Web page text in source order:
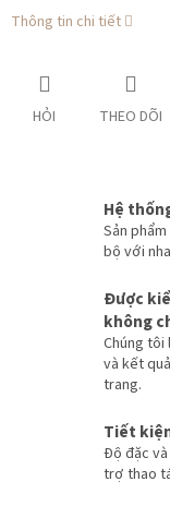
Thông tin chi tiết
HỎI THEO DÕI
Hệ
Sản
bộ với
Được
không
Chúng
và kết
trang.
Tiết
Độ đặc
trợ thao